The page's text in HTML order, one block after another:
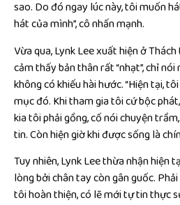
sao. Do đó ngay lúc này, tôi muốn
hát của mình”, cô nhấn mạnh.
Vừa qua, Lynk Lee xuất hiện ở
cảm thấy bản thân rất “nhạt”, chỉ
không có khiếu hài hước. “Hiện tại,
mục đó. Khi tham gia tôi cứ bộc
kia tôi phải gồng, cố nói chuyện
tin. Còn hiện giờ khi được sống là
Tuy nhiên, Lynk Lee thừa nhận hiện
lòng bởi chân tay còn gân guốc.
tôi hoàn thiện, có lẽ mới tự tin thực